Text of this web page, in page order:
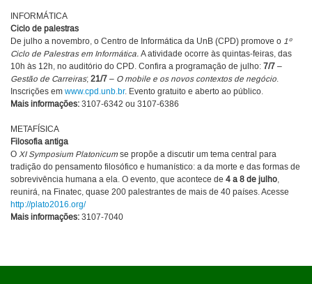
INFORMÁTICA
Ciclo de palestras
De julho a novembro, o Centro de Informática da UnB (CPD) promove o 1º
Ciclo de Palestras em Informática. A atividade ocorre às quintas-feiras, das
10h às 12h, no auditório do CPD. Confira a programação de julho: 7/7 –
Gestão de Carreiras; 21/7 – O mobile e os novos contextos de negócio.
Inscrições em www.cpd.unb.br. Evento gratuito e aberto ao público.
Mais informações: 3107-6342 ou 3107-6386
METAFÍSICA
Filosofia antiga
O XI Symposium Platonicum se propõe a discutir um tema central para
tradição do pensamento filosófico e humanístico: a da morte e das formas de
sobrevivência humana a ela. O evento, que acontece de 4 a 8 de julho,
reunirá, na Finatec, quase 200 palestrantes de mais de 40 países. Acesse
http://plato2016.org/
Mais informações: 3107-7040